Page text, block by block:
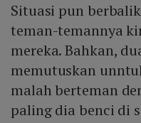
Situasi pun
teman-temannya
mereka. Bahkan,
memutuskan
malah berteman
paling dia benci di